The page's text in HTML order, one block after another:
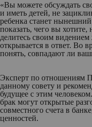
«Вы можете обсуждать
и иметь детей, не
ребенка станет
показать, чего вы хотите,
делитесь своим
открывается в ответ. Во
понять, совпадают ли
Эксперт по отношениям
данному совету и
будущее с этим
брак могут открытые
совместного счета в
ценностей.